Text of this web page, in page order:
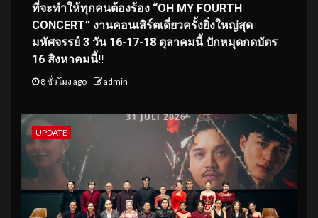
ที่จะทำให้ทุกคนต้องร้อง “OH MY FOURTH
CONCERT” งานคอนเสิร์ตเดี่ยวครั้งยิ่งใหญ่สุด
มหัศจรรย์ 3 วัน 16-17-18 ตุลาคมนี้ ปักหมุดกดบัตร
16 สิงหาคมนี้!!
8 ชั่วโมง ago admin
UPDATE